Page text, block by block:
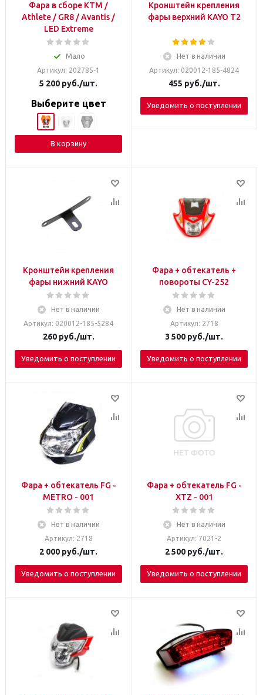
Фара в сборе KTM /
Athlete / GR8 / Avantis /
LED Extreme
Мало
Артикул: 202785-1
5 200 руб./шт.
Выберите цвет
В корзину
Кронштейн крепления
фары верхний KAYO T2
Нет в наличии
Артикул: 020012-185-4824
455 руб./шт.
Уведомить о поступлении
Кронштейн крепления
фары нижний KAYO
Нет в наличии
Артикул: 020012-185-5284
260руб./шт.
Уведомить о поступлении
Фара + обтекатель +
повороты CY-252
Нет в наличии
Артикул: 2718
3 500 руб./шт.
Уведомить о поступлении
Фара + обтекатель FG -
METRO - 001
Нет в наличии
Артикул: 2718
2 000 руб./шт.
Уведомить о поступлении
Фара + обтекатель FG -
XTZ - 001
Нет в наличии
Артикул: 7021-2
2 500 руб./шт.
Уведомить о поступлении